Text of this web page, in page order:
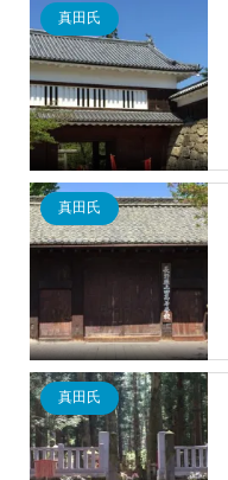
真田氏
真田氏
真田氏